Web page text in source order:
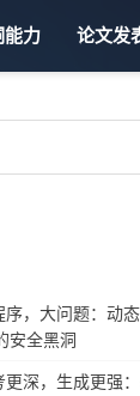
能力 论文发
序，大问题：动
安全黑洞
更深，生成更强